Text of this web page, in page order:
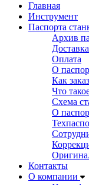
Главная
Инструмент
Паспорта
Архив
Доставка
Оплата
О
Как
Что
Схема
О
Контакты
О компании